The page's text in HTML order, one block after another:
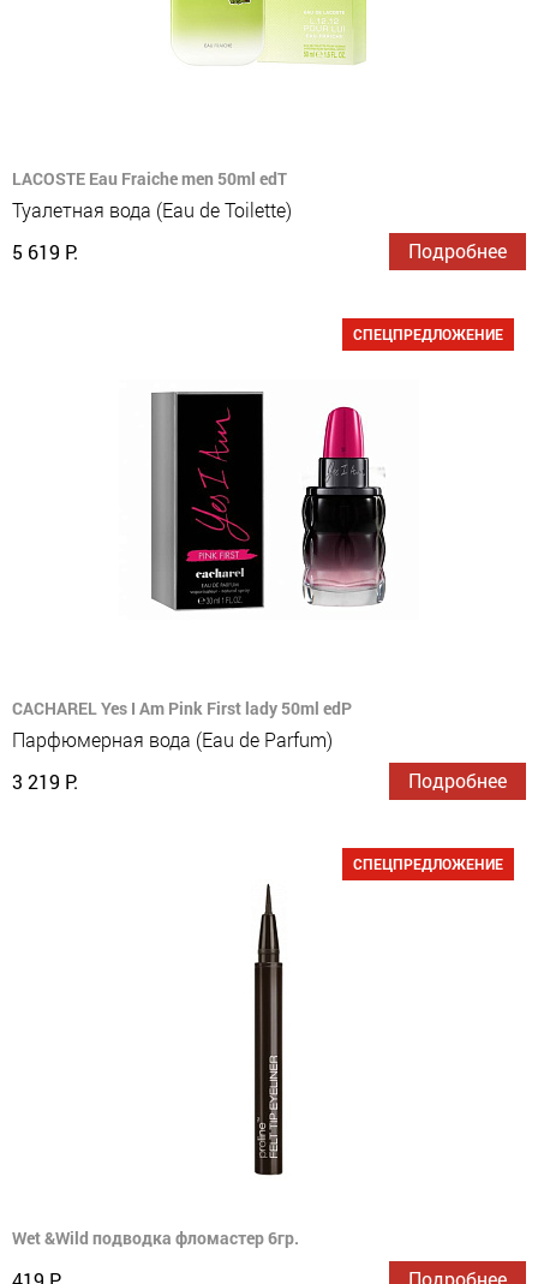
LACOSTE Eau Fraiche men 50ml edT
Туалетная вода (Eau de Toilette)
5 619 Р.
Подробнее
СПЕЦПРЕДЛОЖЕНИЕ
CACHAREL Yes I Am Pink First lady 50ml edP
Парфюмерная вода (Eau de Parfum)
3 219 Р.
Подробнее
СПЕЦПРЕДЛОЖЕНИЕ
Wet &Wild подводка фломастер 6гр.